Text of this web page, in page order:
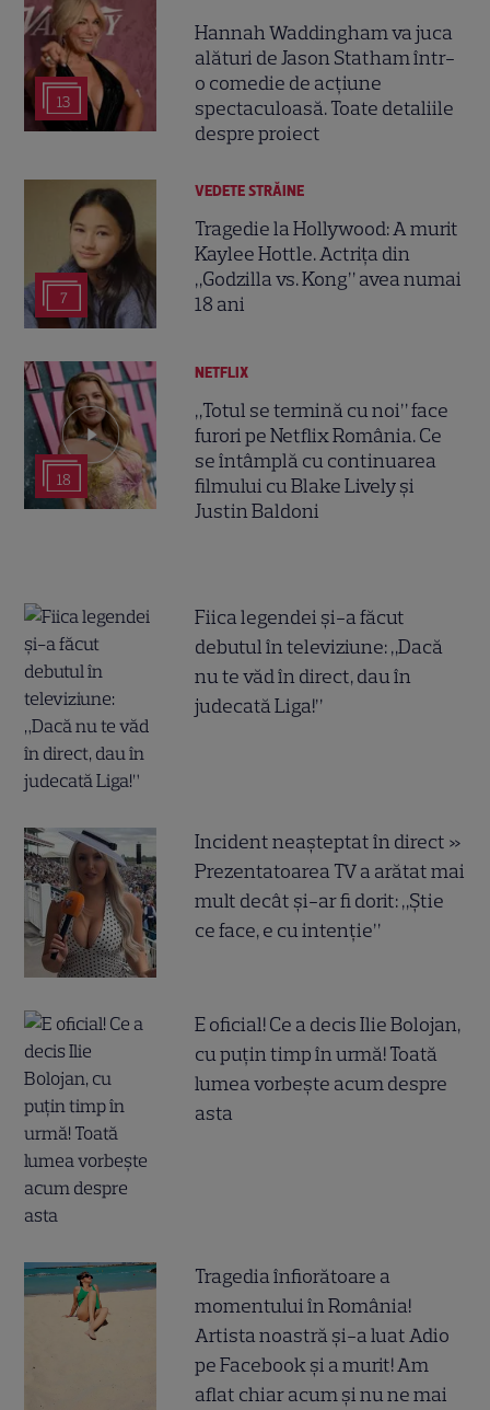
13
Hannah Waddingham va juca
alături de Jason Statham într-
o comedie de acțiune
spectaculoasă. Toate detaliile
despre proiect
7
VEDETE STRĂINE
Tragedie la Hollywood: A murit
Kaylee Hottle. Actrița din
„Godzilla vs. Kong” avea numai
18 ani
18
NETFLIX
„Totul se termină cu noi” face
furori pe Netflix România. Ce
se întâmplă cu continuarea
filmului cu Blake Lively și
Justin Baldoni
Fiica legendei și-a făcut
debutul în televiziune: „Dacă
nu te văd în direct, dau în
judecată Liga!”
Incident neașteptat în direct »
Prezentatoarea TV a arătat mai
mult decât și-ar fi dorit: „Știe
ce face, e cu intenție”
E oficial! Ce a decis Ilie Bolojan,
cu puțin timp în urmă! Toată
lumea vorbește acum despre
asta
Tragedia înfiorătoare a
momentului în România!
Artista noastră și-a luat Adio
pe Facebook și a murit! Am
aflat chiar acum și nu ne mai